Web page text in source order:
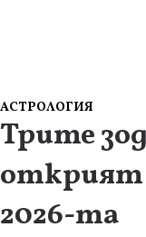
АСТРОЛОГИЯ
Трите
открият
2026-та